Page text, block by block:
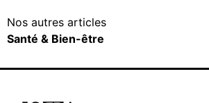
Nos autres articles
Santé & Bien-être